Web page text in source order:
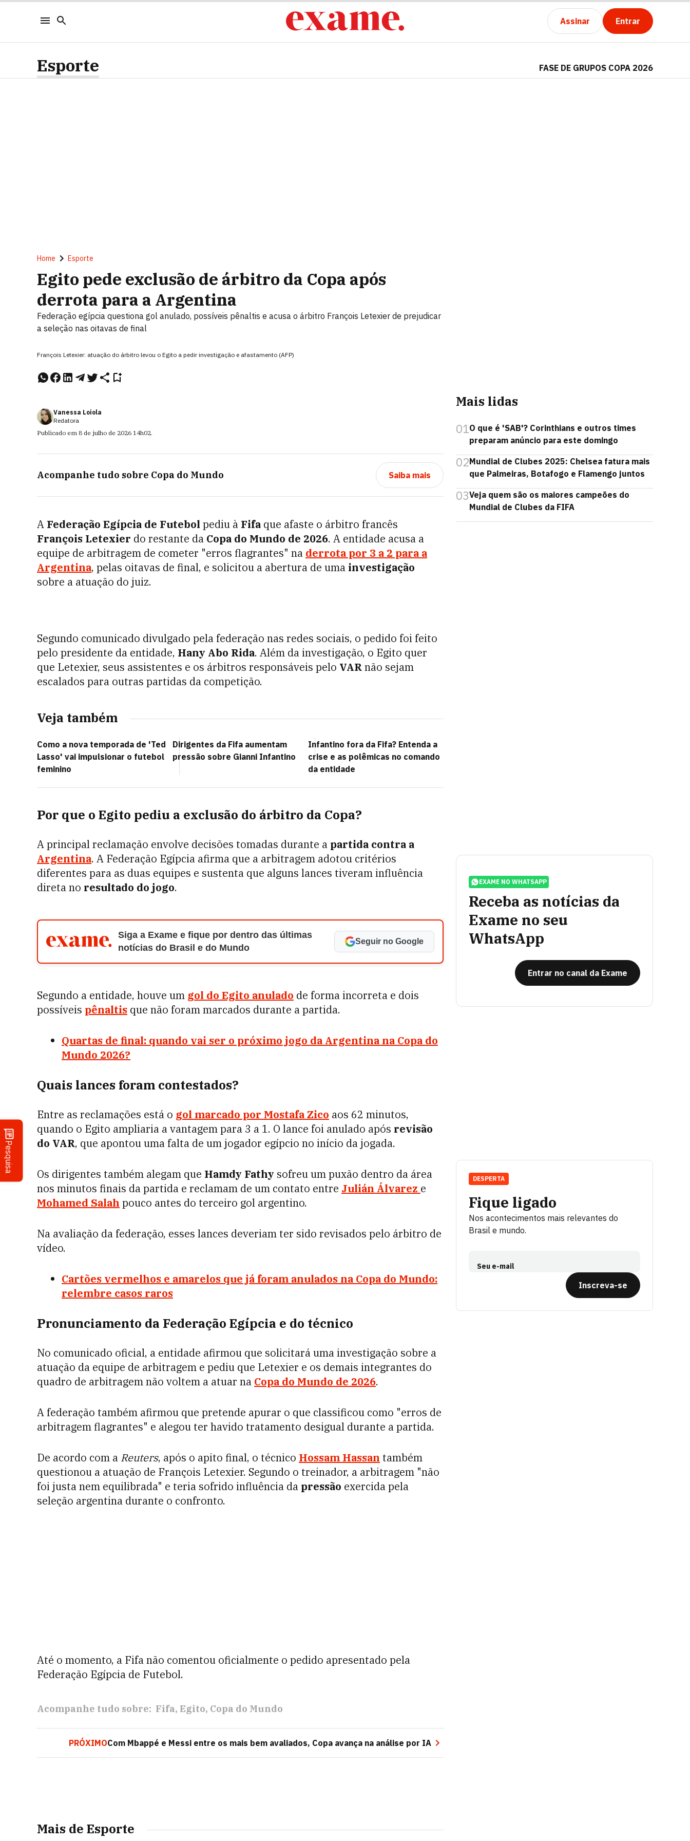
Assinar Entrar
Pesquisa
Esporte FASE DE GRUPOS COPA 2026
Home Esporte
Egito pede exclusão de árbitro da Copa após
derrota para a Argentina
Federação egípcia questiona gol anulado, possíveis pênaltis e acusa o árbitro François Letexier de prejudicar
a seleção nas oitavas de final
François Letexier: atuação do árbitro levou o Egito a pedir investigação e afastamento (AFP)
Vanessa Loiola
Redatora
Publicado em 8 de julho de 2026 14h02.
Acompanhe tudo sobre Copa do Mundo Saiba mais
A Federação Egípcia de Futebol pediu à Fifa que afaste o árbitro francês
François Letexier do restante da Copa do Mundo de 2026. A entidade acusa a
equipe de arbitragem de cometer "erros flagrantes" na derrota por 3 a 2 para a
Argentina, pelas oitavas de final, e solicitou a abertura de uma investigação
sobre a atuação do juiz.
Segundo comunicado divulgado pela federação nas redes sociais, o pedido foi feito
pelo presidente da entidade, Hany Abo Rida. Além da investigação, o Egito quer
que Letexier, seus assistentes e os árbitros responsáveis pelo VARnão sejam
escalados para outras partidas da competição.
Veja também
Como a nova temporada de 'Ted
Lasso' vai impulsionar o futebol
feminino
Dirigentes da Fifa aumentam
pressão sobre Gianni Infantino
Infantino fora da Fifa? Entenda a
crise e as polêmicas no comando
da entidade
Por que o Egito pediu a exclusão do árbitro da Copa?
A principal reclamação envolve decisões tomadas durante a partida contra a
Argentina. A Federação Egípcia afirma que a arbitragem adotou critérios
diferentes para as duas equipes e sustenta que alguns lances tiveram influência
direta no resultado do jogo.
Siga a Exame e fique por dentro das últimas
notícias do Brasil e do Mundo
Seguir no Google
Segundo a entidade, houve um gol do Egito anulado de forma incorreta e dois
possíveis pênaltis que não foram marcados durante a partida.
Quartas de final: quando vai ser o próximo jogo da Argentina na Copa do
Mundo 2026?
Quais lances foram contestados?
Entre as reclamações está o gol marcado por Mostafa Zico aos 62 minutos,
quando o Egito ampliaria a vantagem para 3 a 1. O lance foi anulado após revisão
do VAR, que apontou uma falta de um jogador egípcio no início da jogada.
Os dirigentes também alegam que Hamdy Fathy sofreu um puxão dentro da área
nos minutos finais da partida e reclamam de um contato entre Julián Álvarez e
Mohamed Salah pouco antes do terceiro gol argentino.
Na avaliação da federação, esses lances deveriam ter sido revisados pelo árbitro de
vídeo.
Cartões vermelhos e amarelos que já foram anulados na Copa do Mundo:
relembre casos raros
Pronunciamento da Federação Egípcia e do técnico
No comunicado oficial, a entidade afirmou que solicitará uma investigação sobre a
atuação da equipe de arbitragem e pediu que Letexier e os demais integrantes do
quadro de arbitragem não voltem a atuar na Copa do Mundo de 2026.
A federação também afirmou que pretende apurar o que classificou como "erros de
arbitragem flagrantes" e alegou ter havido tratamento desigual durante a partida.
De acordo com a Reuters, após o apito final, o técnico Hossam Hassan também
questionou a atuação de François Letexier. Segundo o treinador, a arbitragem "não
foi justa nem equilibrada" e teria sofrido influência da pressão exercida pela
seleção argentina durante o confronto.
Até o momento, a Fifa não comentou oficialmente o pedido apresentado pela
Federação Egípcia de Futebol.
Acompanhe tudo sobre: Fifa Egito Copa do Mundo
PRÓXIMOCom Mbappé e Messi entre os mais bem avaliados, Copa avança na análise por IA
Mais de Esporte
Mais lidas
01O que é 'SAB'? Corinthians e outros times
preparam anúncio para este domingo
02Mundial de Clubes 2025: Chelsea fatura mais
que Palmeiras, Botafogo e Flamengo juntos
03Veja quem são os maiores campeões do
Mundial de Clubes da FIFA
EXAME NO WHATSAPP
Receba as notícias da
Exame no seu
WhatsApp
Entrar no canal da Exame
Fique ligado
Nos acontecimentos mais relevantes do
Brasil e mundo.
Seu e-mail
Inscreva-se
DESPERTA